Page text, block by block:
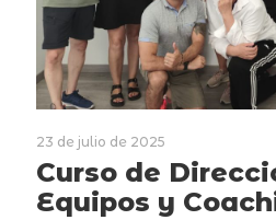
23 de julio de 2025
Curso de
Equipos y